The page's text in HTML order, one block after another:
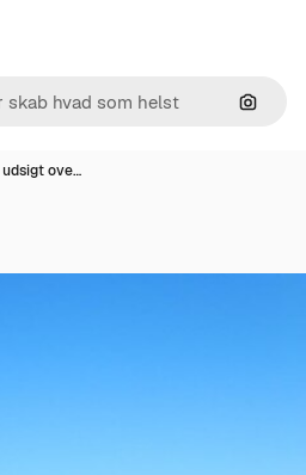
Søg
ove…